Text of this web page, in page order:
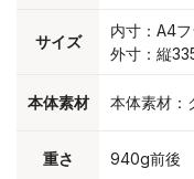
サイズ
内寸：A4
外寸：縦
本体素材 本体素材：
重さ 940g前後